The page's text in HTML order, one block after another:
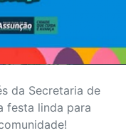
da Secretaria de
festa linda para